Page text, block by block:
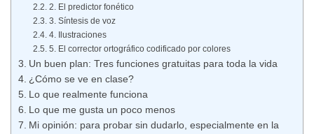
2. El predictor fonético
3. Síntesis de voz
4. Ilustraciones
5. El corrector ortográfico codificado por colores
Un buen plan: Tres funciones gratuitas para toda la vida
¿Cómo se ve en clase?
Lo que realmente funciona
Lo que me gusta un poco menos
Mi opinión: para probar sin dudarlo, especialmente en la